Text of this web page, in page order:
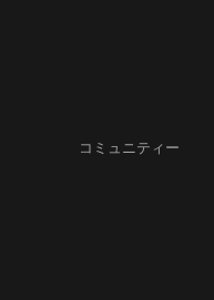
コミュニティー